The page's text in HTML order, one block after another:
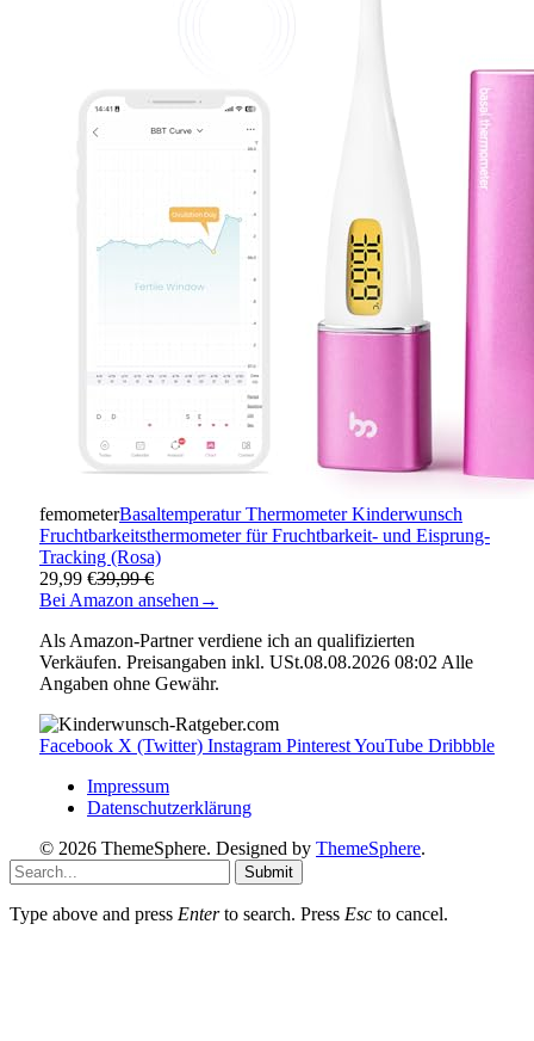
femometerBasaltemperatur Thermometer Kinderwunsch
Fruchtbarkeitsthermometer für Fruchtbarkeit- und Eisprung-
Tracking (Rosa)
29,99 €39,99 €
Bei Amazon ansehen →
Als Amazon-Partner verdiene ich an qualifizierten
Verkäufen. Preisangaben inkl. USt.08.08.2026 08:02 Alle
Angaben ohne Gewähr.
Facebook X (Twitter) Instagram PinterestYouTube Dribbble
Impressum
Datenschutzerklärung
© 2026 ThemeSphere. Designed by ThemeSphere.
Submit
Type above and press Enterto search. Press Esc to cancel.